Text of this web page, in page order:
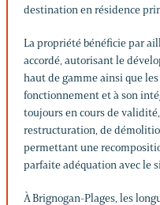
destination en résidence
La propriété bénéficie par
accordé, autorisant le
haut de gamme ainsi que
fonctionnement et à son
toujours en cours de
restructuration, de
permettant une
parfaite adéquation avec le
À Brignogan-Plages, les